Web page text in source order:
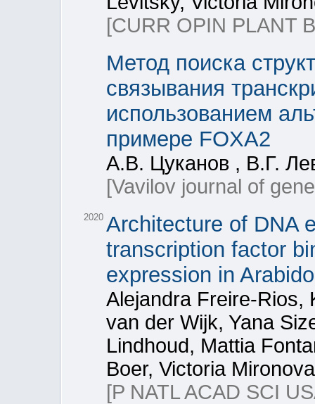
[CURR OPIN PLANT
Метод поиска
связывания
использованием
примере FOXA2
А.В. Цуканов , В.Г.
[Vavilov journal of
2020 Architecture of DNA
transcription factor
expression in
Alejandra Freire-Rios,
van der Wijk, Yana
Lindhoud, Mattia
Boer, Victoria
[P NATL ACAD SCI